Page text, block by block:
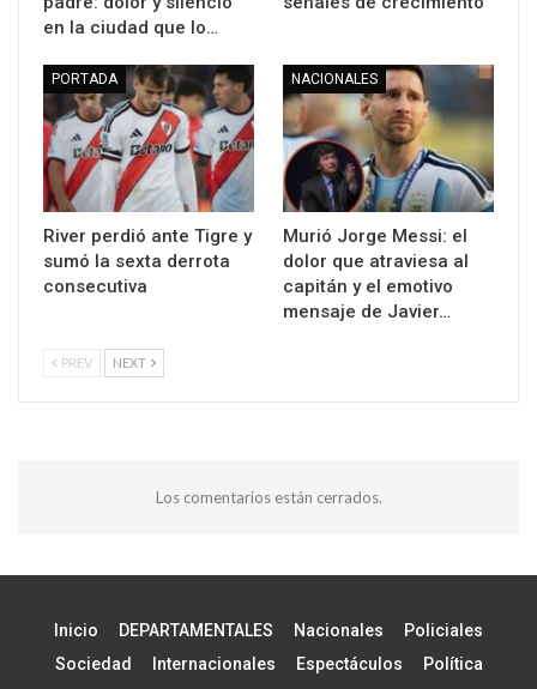
en la ciudad que lo…
PORTADA
River perdió ante Tigre y
sumó la sexta derrota
consecutiva
NACIONALES
Murió Jorge Messi: el
dolor que atraviesa al
capitán y el emotivo
mensaje de Javier…
PREV NEXT
Los comentarios están cerrados.
Inicio DEPARTAMENTALES Nacionales
Policiales
Sociedad
Internacionales Espectáculos
Política